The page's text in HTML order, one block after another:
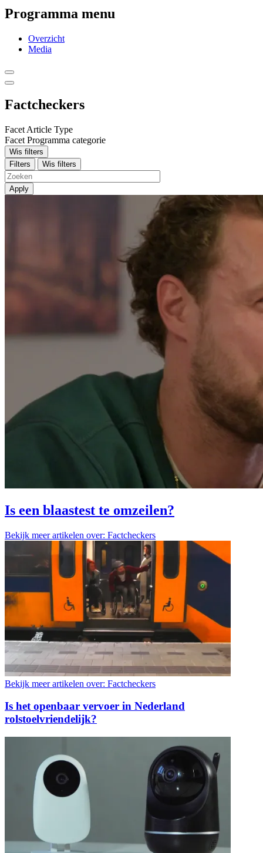
Programma menu
Overzicht
Media
Factcheckers
Facet Article Type
Facet Programma categorie
Wis filters
Filters
Wis filters
Apply
Is een blaastest te omzeilen?
Bekijk meer artikelen over: Factcheckers
Bekijk meer artikelen over: Factcheckers
Is het openbaar vervoer in Nederland
rolstoelvriendelijk?